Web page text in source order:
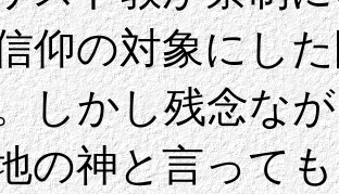
仰の対象にし
しかし残念な
の神と言って